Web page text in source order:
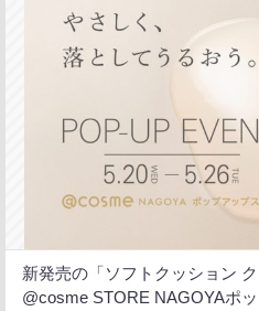
新発売の「ソフトクッション
@cosme STORE NAGOYAポ